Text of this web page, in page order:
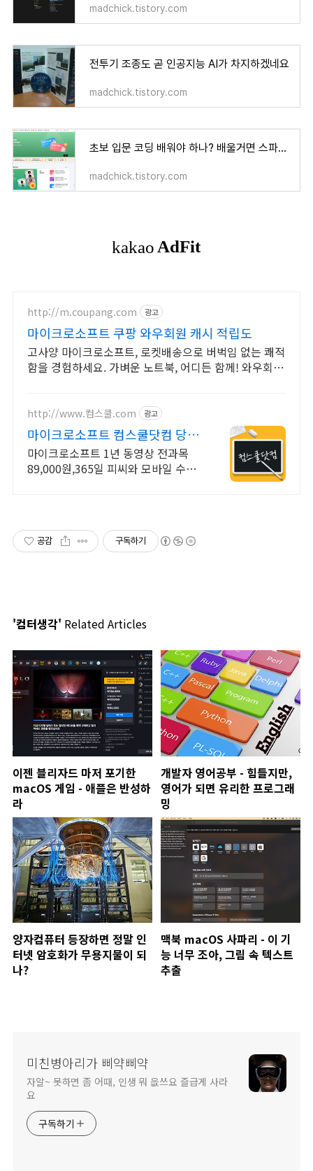
madchick.tistory.com
전투기 조종도 곧 인공지능 AI가 차지하겠네요
madchick.tistory.com
초보 입문 코딩 배워야 하나? 배울거면 스파르타 코딩클럽에서
madchick.tistory.com
http://m.coupang.com 광고
마이크로소프트 쿠팡 와우회원 캐시 적립도
고사양 마이크로소프트, 로켓배송으로 버벅임 없는 쾌적
함을 경험하세요. 가벼운 노트북, 어디든 함께! 와우회원
http://www.컴스쿨.com 광고
마이크로소프트 컴스쿨닷컴 당일
신청&결제시 기프티콘!
마이크로소프트 1년 동영상 전과목
89,000원,365일 피씨와 모바일 수강
공감 구독하기
'컴터생각' Related Articles
이젠 블리자드 마저 포기한
macOS 게임 - 애플은 반성하
라
개발자 영어공부 - 힘들지만,
영어가 되면 유리한 프로그래
밍
양자컴퓨터 등장하면 정말 인
터넷 암호화가 무용지물이 되
나?
맥북 macOS 사파리 - 이 기
능 너무 조아, 그림 속 텍스트
추출
미친병아리가 삐약삐약
자알~ 못하면 좀 어때, 인생 뭐 읎쓰요 즐급게 사라
요
구독하기